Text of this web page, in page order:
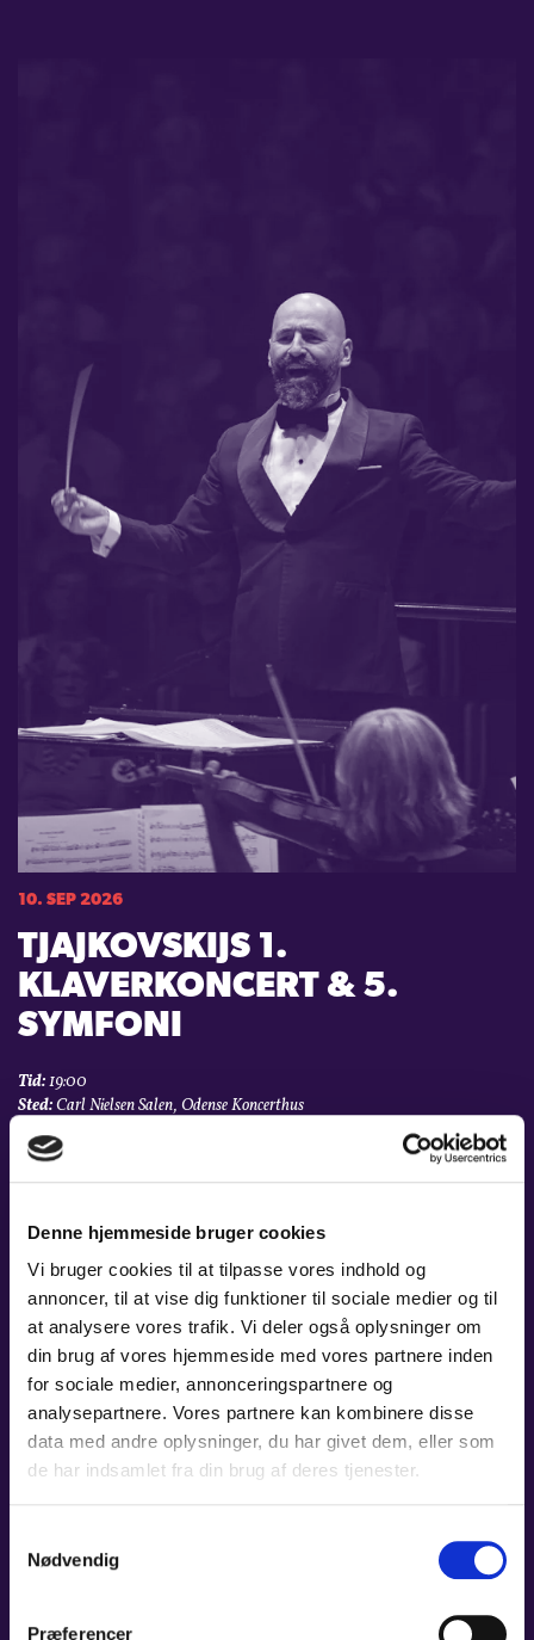
Denne hjemmeside bruger cookies
Vi bruger cookies til at tilpasse vores indhold og
annoncer, til at vise dig funktioner til sociale medier og til
at analysere vores trafik. Vi deler også oplysninger om
din brug af vores hjemmeside med vores partnere inden
for sociale medier, annonceringspartnere og
analysepartnere. Vores partnere kan kombinere disse
data med andre oplysninger, du har givet dem, eller som
de har indsamlet fra din brug af deres tjenester.
Nødvendig
Præferencer
10. SEP 2026
TJAJKOVSKIJS 1.
KLAVERKONCERT & 5.
SYMFONI
Tid:19:00
Sted:Carl Nielsen Salen, Odense Koncerthus
Pris:A: 415 kr. - B: 365 kr. - C: 315 kr. / Stud. og unge t/m 29 år: 115 kr.